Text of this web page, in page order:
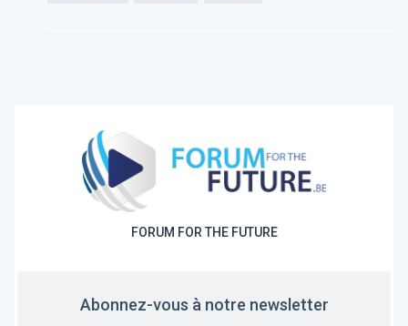
FORUM FOR THE FUTURE
Abonnez-vous à notre newsletter